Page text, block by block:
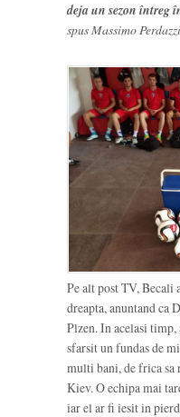
deja un sezon întreg
spus Massimo
Pe alt post TV, Becali
dreapta, anuntand ca
Plzen. In acelasi timp,
sfarsit un fundas de
multi bani, de frica sa
Kiev. O echipa mai
iar el ar fi iesit in